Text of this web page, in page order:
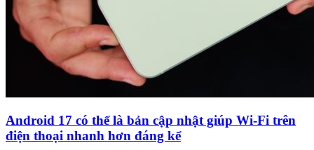
Android 17 có thể là bản cập nhật giúp Wi-Fi trên
điện thoại nhanh hơn đáng kể